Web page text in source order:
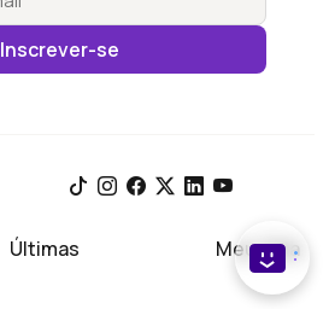
Inscrever-se
Últimas Meu Tela